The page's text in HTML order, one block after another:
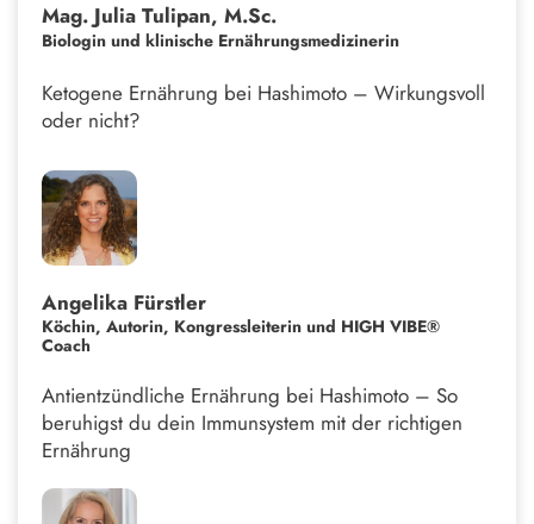
Mag. Julia Tulipan, M.Sc.
Biologin und klinische Ernährungsmedizinerin
Ketogene Ernährung bei Hashimoto – Wirkungsvoll
oder nicht?
Angelika Fürstler
Köchin, Autorin, Kongressleiterin und HIGH VIBE®
Coach
Antientzündliche Ernährung bei Hashimoto – So
beruhigst du dein Immunsystem mit der richtigen
Ernährung